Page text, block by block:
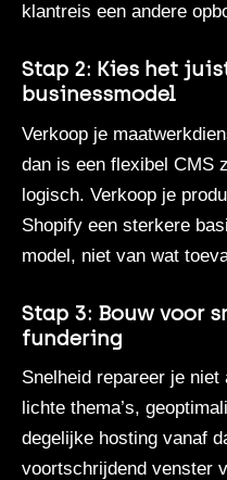
klantreis een andere
Stap 2: Kies het
businessmodel
Verkoop je
dan is een flexibel CMS
logisch. Verkoop je
Shopify een sterkere
model, niet van wat
Stap 3: Bouw voor
fundering
Snelheid repareer je
lichte thema’s,
degelijke hosting vanaf
voortschrijdend venster